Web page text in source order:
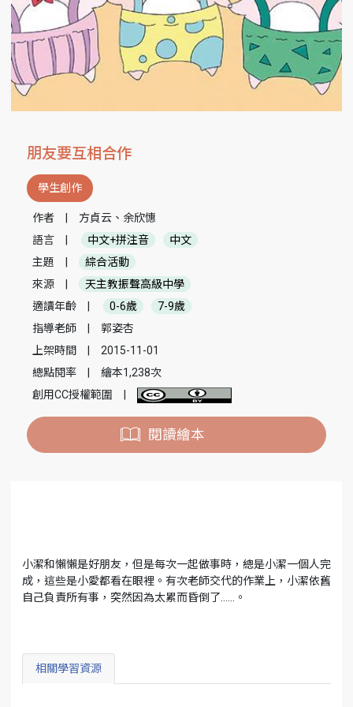
朋友要互相合作
學生創作
作者
方貞云、余欣憓
語言
中文+拼注音
中文
主題
綜合活動
來源
天主教振聲高級中學
適讀年齡
0-6歲
7-9歲
指導老師
郭姿杏
上架時間
2015-11-01
總點閱率
繪本1,238次
創用CC授權範圍
閱讀繪本
小潔和懶懶是好朋友，但是每次一起做事時，總是小潔一個人完
成，這些是小愛都看在眼裡。有次老師交代的作業上，小潔依舊
自己負責所有事，突然因為太累而昏倒了……。
相關學習資源